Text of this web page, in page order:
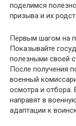
поделимся
призыва и их
Первым шагом на
Показывайте
полезными своей
После получения
военный
осмотра и отбора.
направят в
адаптации к